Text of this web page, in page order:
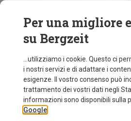
Occhiali Belay Glasses VC
CMP
59,95
Per una migliore
su Bergzeit
...utilizziamo i cookie. Questo ci
i nostri servizi e di adattare i
esigenze. Il vostro consenso può
trattamento dei vostri dati negli
informazioni sono disponibili sulla
Google